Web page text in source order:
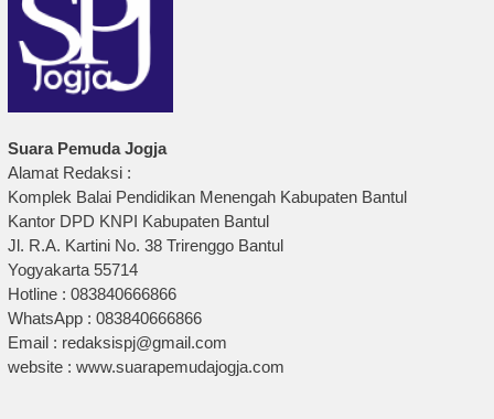
Suara Pemuda Jogja
Alamat Redaksi :
Komplek Balai Pendidikan Menengah Kabupaten Bantul
Kantor DPD KNPI Kabupaten Bantul
Jl. R.A. Kartini No. 38 Trirenggo Bantul
Yogyakarta 55714
Hotline : 083840666866
WhatsApp : 083840666866
Email : redaksispj@gmail.com
website : www.suarapemudajogja.com